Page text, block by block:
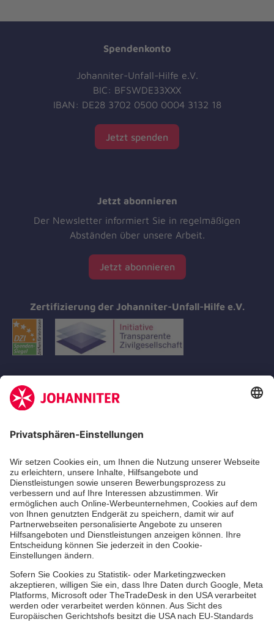
Spendenkonto
Johanniter-Unfall-Hilfe e.V.
BIC: BFSWDE33XXX
IBAN: DE28 3702 0500 0004 3132 18
Jetzt spenden
Jetzt abonnieren
Der Newsletter informiert Sie in regelmäßigen
Abständen über unsere Arbeit.
Jetzt abonnieren
Zertifizierung der Johanniter-Unfall-Hilfe e.V.
Erste-Hilfe-Kurse
Jobs
Ehrenamt
Freiwilligendienst
Johanniter-Jugend
Spendenprojekte
Kindertagesstätten